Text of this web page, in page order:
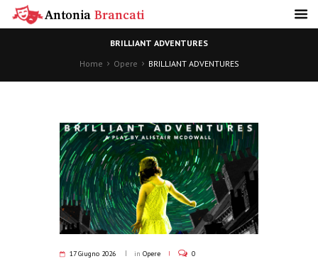
BRILLIANT ADVENTURES
Home
Opere BRILLIANT ADVENTURES
17 Giugno 2026 in Opere 0